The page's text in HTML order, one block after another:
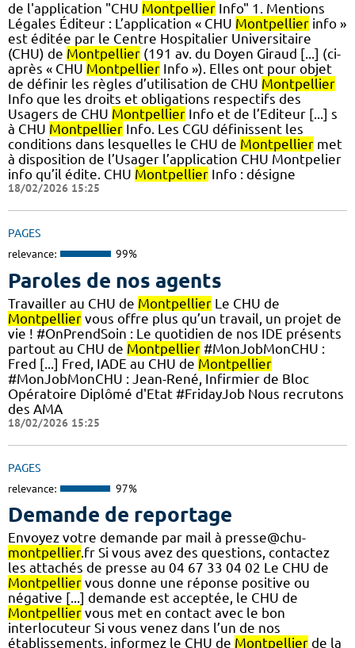
de l'application "CHU Montpellier Info" 1. Mentions
Légales Éditeur : L’application « CHU Montpellier info »
est éditée par le Centre Hospitalier Universitaire
(CHU) de Montpellier (191 av. du Doyen Giraud [...] (ci-
après « CHU Montpellier Info »). Elles ont pour objet
de définir les règles d’utilisation de CHU Montpellier
Info que les droits et obligations respectifs des
Usagers de CHU Montpellier Info et de l’Editeur [...] s
à CHU Montpellier Info. Les CGU définissent les
conditions dans lesquelles le CHU de Montpellier met
à disposition de l’Usager l’application CHU Montpelier
info qu’il édite. CHU Montpellier Info : désigne
18/02/2026 15:25
PAGES
relevance: 99%
Paroles de nos agents
Travailler au CHU de Montpellier Le CHU de
Montpellier vous offre plus qu’un travail, un projet de
vie ! #OnPrendSoin : Le quotidien de nos IDE présents
partout au CHU de Montpellier #MonJobMonCHU :
Fred [...] Fred, IADE au CHU de Montpellier
#MonJobMonCHU : Jean-René, Infirmier de Bloc
Opératoire Diplômé d'Etat #FridayJob Nous recrutons
des AMA
18/02/2026 15:25
PAGES
relevance: 97%
Demande de reportage
Envoyez votre demande par mail à presse@chu-
montpellier.fr Si vous avez des questions, contactez
les attachés de presse au 04 67 33 04 02 Le CHU de
Montpellier vous donne une réponse positive ou
négative [...] demande est acceptée, le CHU de
Montpellier vous met en contact avec le bon
interlocuteur Si vous venez dans l’un de nos
établissements, informez le CHU de Montpellier de la